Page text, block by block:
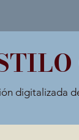
digitalizada